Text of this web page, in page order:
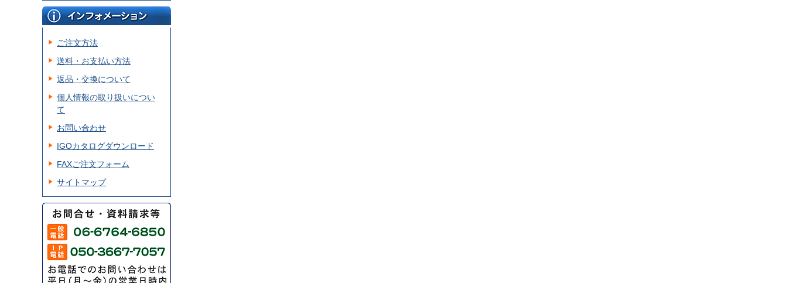
ご注文方法
送料・お支払い方法
返品・交換について
個人情報の取り扱いについ
て
お問い合わせ
IGOカタログダウンロード
FAXご注文フォーム
サイトマップ